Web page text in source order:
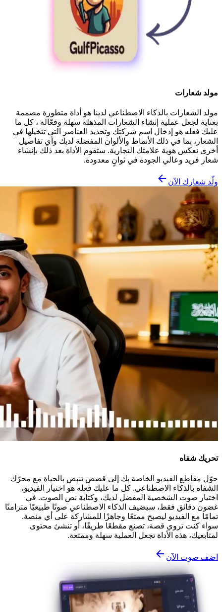
مولد شعارات
مولد الشعارات بالذكاء الاصطناعي لدينا هو أداة متطورة مصممة
بعناية لجعل عملية إنشاء الشعارات المذهلة سهلة وفعّالة ، كل ما
عليك فعله هو إدخال اسم شركتك وتحديد العناصر التي تتخيلها في
الشعار، بما في ذلك الأنماط والألوان المفضلة لديك وأي تفاصيل
أخرى تعكس هوية علامتك التجارية. ستقوم الأداة بعد ذلك بإنشاء
شعار فريد وعالي الجودة في ثوانٍ معدودة.
ولّد شعارك الآن
تحريك شفاه
حوّل مقاطع الفيديو الخاصة بك إلى قصص تنبض بالحياة مع محرّك
الشفاه بالذكاء الاصطناعي. كل ما عليك فعله هو اختيار الفيديو،
اختيار صوت الشخصية المفضل لديك، وكتابة نص الصوت. في
غضون دقائق فقط، سيضيف الذكاء الاصطناعي صوتًا طبيعيًا متزامنًا
تمامًا مع الفيديو ليصبح ممتعًا وجاهزًا للمشاركة على أي منصة.
سواء كنت تروي قصة، تصنع مقطعًا طريفًا، أو تنشئ محتوى
لمتابعيك، هذه الأداة تجعل العملية سهلة وممتعة.
اضف صوت الآن